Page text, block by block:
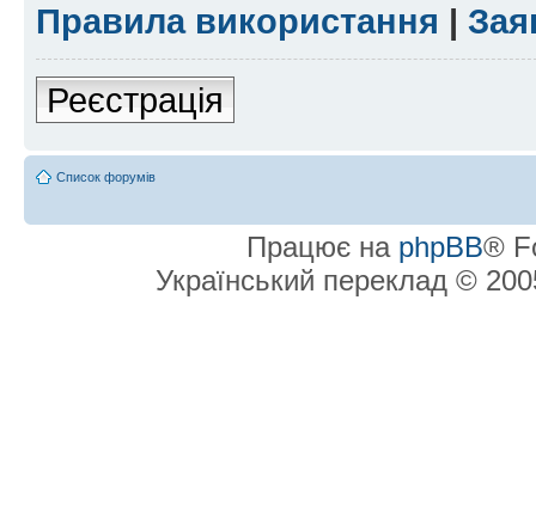
Правила використання |
Реєстрація
Список форумів
Працює на phpBB®
Український переклад ©